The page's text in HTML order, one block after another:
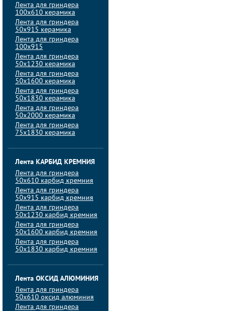
Лента для гриндера
100х610 керамика
Лента для гриндера
50х915 керамика
Лента для гриндера
100х915
Лента для гриндера
50х1230 керамика
Лента для гриндера
50х1600 керамика
Лента для гриндера
50х1830 керамика
Лента для гриндера
50х2000 керамика
Лента для гриндера
75х1830 керамика
Лента КАРБИД КРЕМНИЯ
Лента для гриндера
50х610 карбид кремния
Лента для гриндера
50х915 карбид кремния
Лента для гриндера
50х1230 карбид кремния
Лента для гриндера
50х1600 карбид кремния
Лента для гриндера
50х1830 карбид кремния
Лента ОКСИД АЛЮМИНИЯ
Лента для гриндера
50х610 оксид алюминия
Лента для гриндера